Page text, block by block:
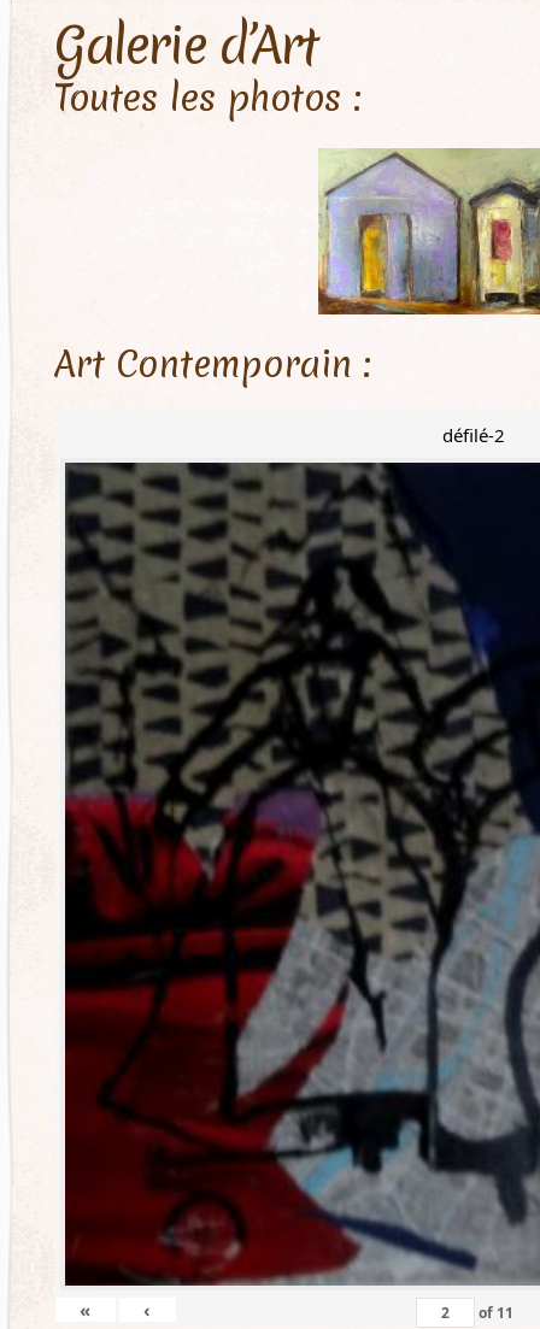
Galerie d’Art
Toutes les photos :
Art Contemporain :
défilé-2
« ‹ of 11